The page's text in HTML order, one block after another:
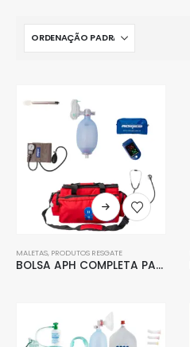
MALETAS, PRODUTOS RESGATE
BOLSA APH COMPLETA PADRÃO